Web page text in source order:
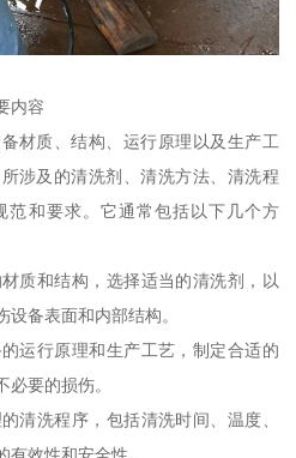
内容
材质、结构、运行原理以及生产工
涉及的清洗剂、清洗方法、清洗程
范和要求。它通常包括以下几个方
质和结构，选择适当的清洗剂，以
备表面和内部结构。
运行原理和生产工艺，制定合适的
要的损伤。
清洗程序，包括清洗时间、温度、